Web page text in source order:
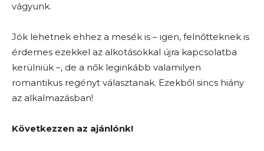
vágyunk.
Jók lehetnek ehhez a mesék is – igen, felnőtteknek is
érdemes ezekkel az alkotásokkal újra kapcsolatba
kerülniük –, de a nők leginkább valamilyen
romantikus regényt választanak. Ezekből sincs hiány
az alkalmazásban!
Következzen az ajánlónk!